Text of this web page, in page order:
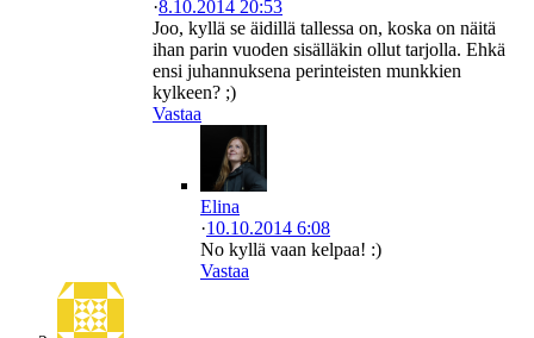
·8.10.2014 20:53
Joo, kyllä se äidillä tallessa on, koska on näitä
ihan parin vuoden sisälläkin ollut tarjolla. Ehkä
ensi juhannuksena perinteisten munkkien
kylkeen? ;)
Vastaa
Elina
·10.10.2014 6:08
No kyllä vaan kelpaa! :)
Vastaa